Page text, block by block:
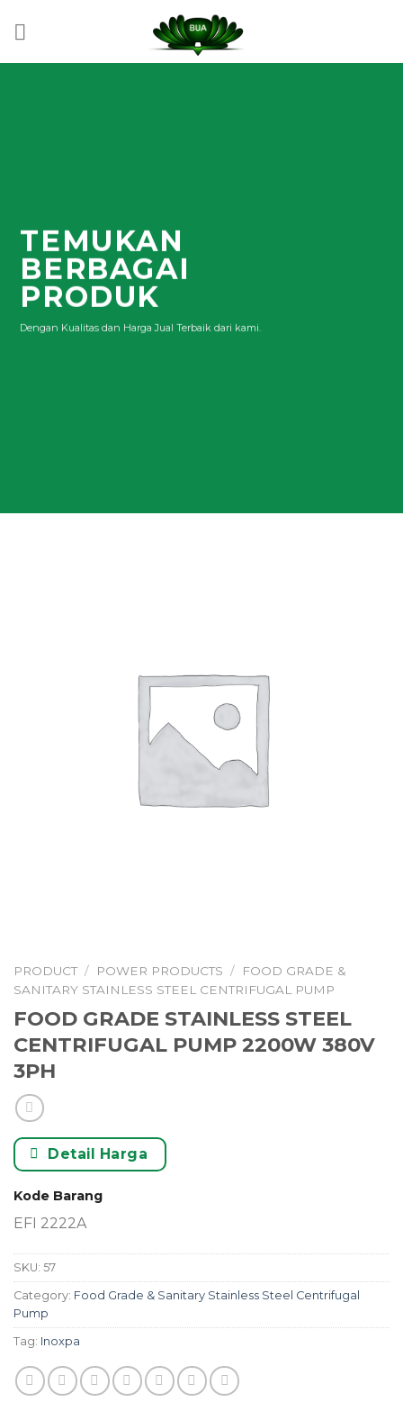
TEMUKAN
BERBAGAI
PRODUK
Dengan Kualitas dan Harga Jual Terbaik dari kami.
PRODUCT / POWER PRODUCTS /
FOOD GRADE &
SANITARY STAINLESS STEEL CENTRIFUGAL PUMP
FOOD GRADE STAINLESS STEEL
CENTRIFUGAL PUMP 2200W 380V
3PH
Detail Harga
Kode Barang
EFI 2222A
SKU: 57
Category: Food Grade & Sanitary Stainless Steel Centrifugal
Pump
Tag: Inoxpa